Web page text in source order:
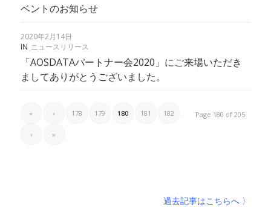
ベントのお知らせ
2020年2月14日
IN ニュースリリース
「AOSDATAパートナー会2020」にご来場いただき
ましてありがとうございました。
Page 180 of 205
« ‹ 178 179 180 181 182
› »
過去記事はこちらへ 〉